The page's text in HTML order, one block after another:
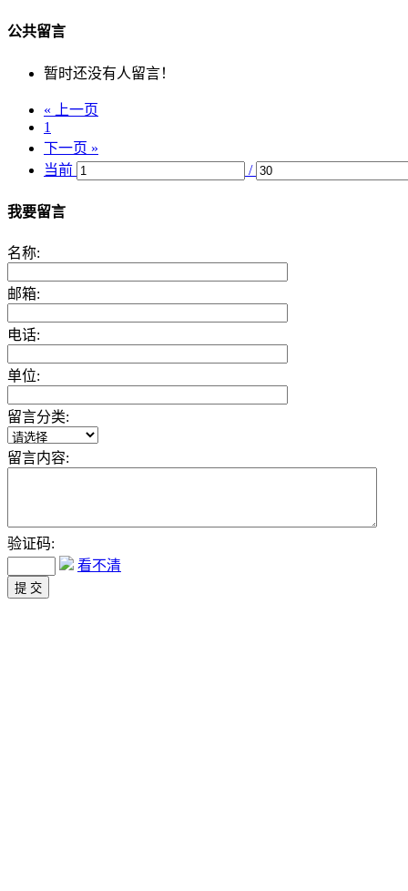
公共留言
暂时还没有人留言！
« 上一页
1
下一页 »
当前
/
我要留言
名称:
邮箱:
电话:
单位:
留言分类:
留言内容:
验证码:
看不清